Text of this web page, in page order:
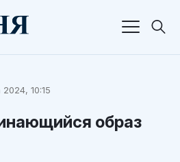
2024, 10:15
образ